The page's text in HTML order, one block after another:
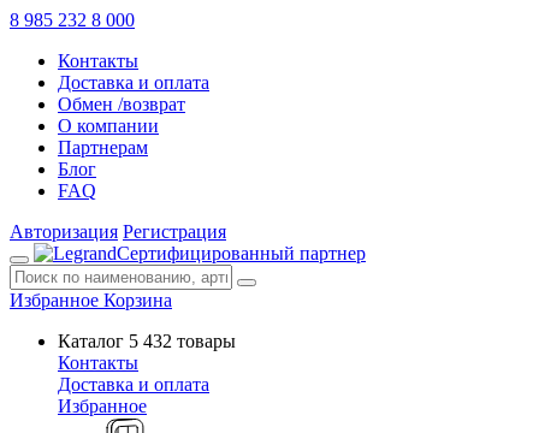
8 985 232 8 000
Контакты
Доставка и оплата
Обмен /возврат
О компании
Партнерам
Блог
FAQ
Авторизация Регистрация
Сертифицированный партнер
Избранное Корзина
Каталог 5 432 товары
Контакты
Доставка и оплата
Избранное